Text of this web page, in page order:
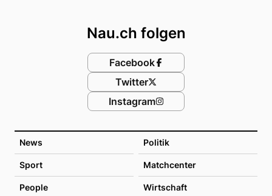
News Politik
Sport Matchcenter
People Wirtschaft
Nau.ch folgen
Facebook
Twitter
Instagram